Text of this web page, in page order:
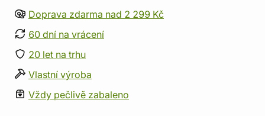
Doprava zdarma nad 2 299 Kč
60 dní na vrácení
20 let na trhu
Vlastní výroba
Vždy pečlivě zabaleno